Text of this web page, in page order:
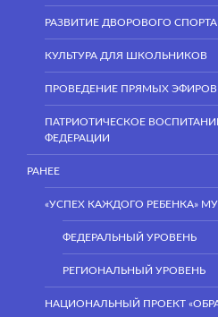
РАЗВИТИЕ ДВОРОВОГО
КУЛЬТУРА ДЛЯ ШКОЛЬНИКОВ
ПРОВЕДЕНИЕ ПРЯМЫХ ЭФИРОВ
ПАТРИОТИЧЕСКОЕ
ФЕДЕРАЦИИ
РАНЕЕ
«УСПЕХ КАЖДОГО РЕБЕНКА»
ФЕДЕРАЛЬНЫЙ УРОВЕНЬ
РЕГИОНАЛЬНЫЙ УРОВЕНЬ
НАЦИОНАЛЬНЫЙ ПРОЕКТ